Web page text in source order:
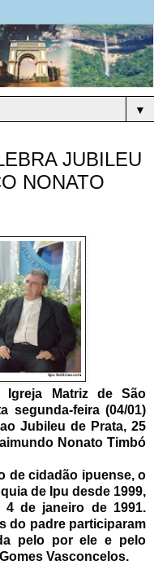
▼
JUBILEU
NONATO
Igreja Matriz de São
segunda-feira (04/01)
Jubileu de Prata, 25
Nonato Timbó
de cidadão ipuense, o
de Ipu desde 1999,
de janeiro de 1991.
do padre participaram
pelo por ele e pelo
Vasconcelos.